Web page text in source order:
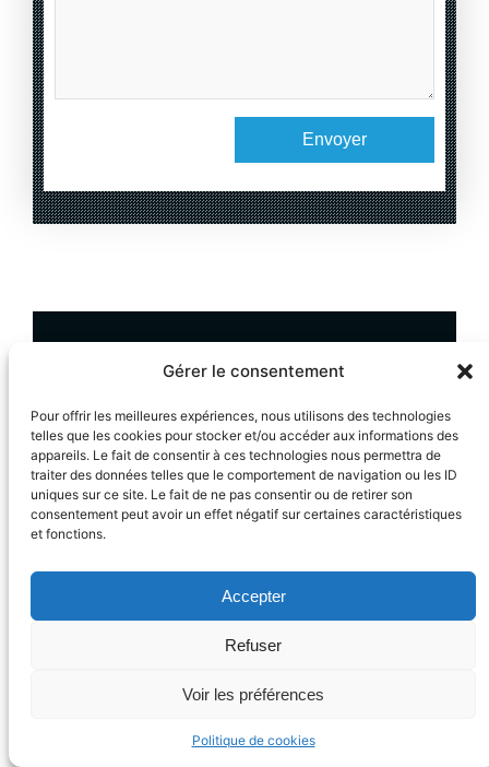
Gérer le consentement
Pour offrir les meilleures expériences, nous utilisons des technologies
telles que les cookies pour stocker et/ou accéder aux informations des
appareils. Le fait de consentir à ces technologies nous permettra de
traiter des données telles que le comportement de navigation ou les ID
uniques sur ce site. Le fait de ne pas consentir ou de retirer son
consentement peut avoir un effet négatif sur certaines caractéristiques
et fonctions.
Accepter
Refuser
Voir les préférences
Politique de cookies
CANNES – 06400